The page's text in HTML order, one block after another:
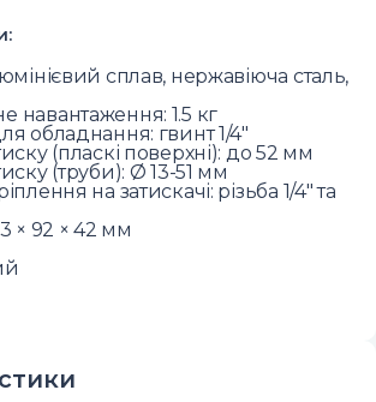
сплав, нержавіюча сталь,
навантаження: 1.5 кг
обладнання: гвинт 1/4"
(пласкі поверхні): до 52 мм
(труби): Ø 13-51 мм
на затискачі: різьба 1/4" та
× 92 × 42 мм